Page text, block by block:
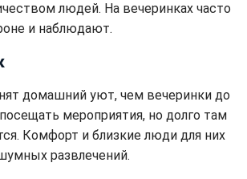
людей. На вечеринках часто
и наблюдают.
домашний уют, чем вечеринки до
мероприятия, но долго там
Комфорт и близкие люди для них
развлечений.